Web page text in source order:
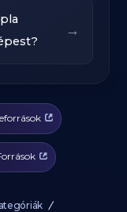
→